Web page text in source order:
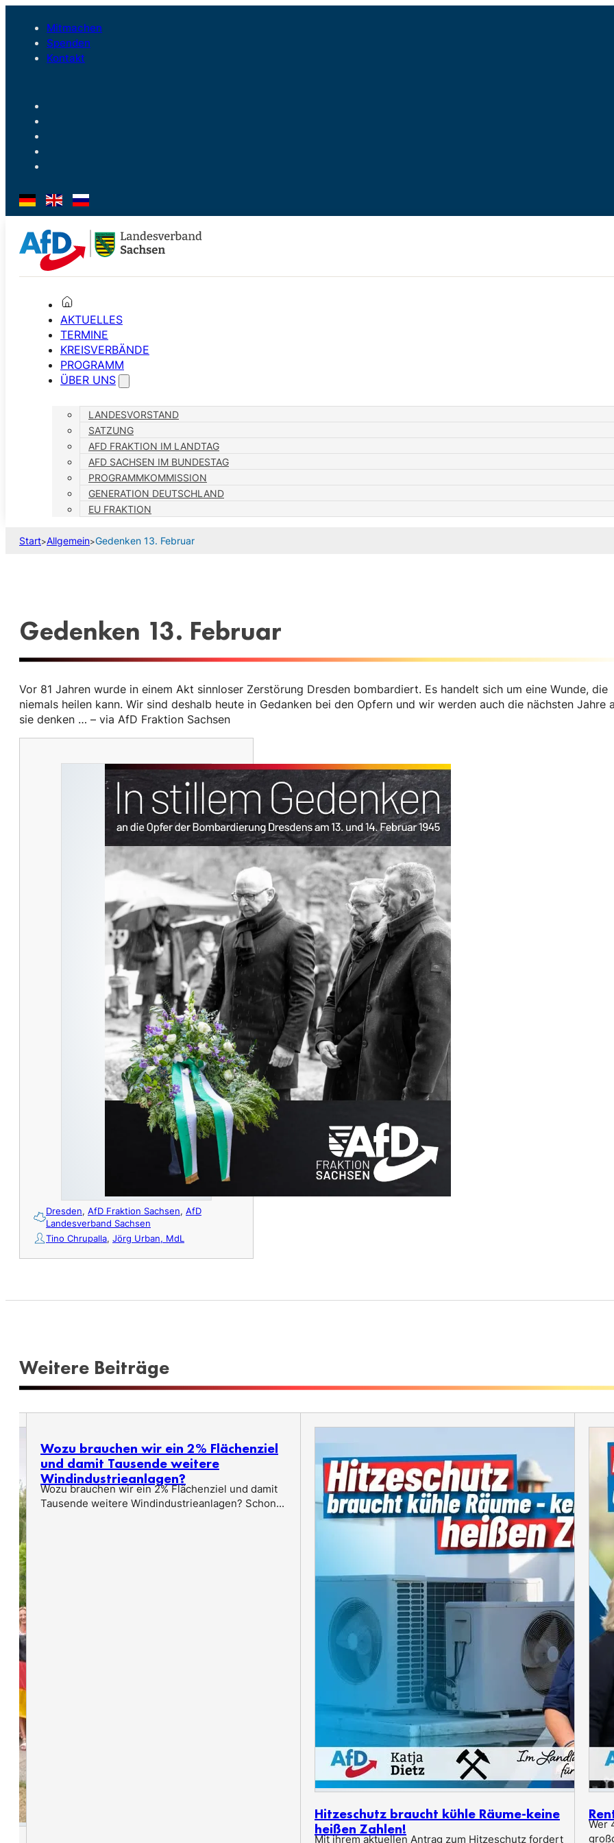
Mitmachen
Spenden
Kontakt
AKTUELLES
TERMINE
KREISVERBÄNDE
PROGRAMM
ÜBER UNS
LANDESVORSTAND
SATZUNG
AFD FRAKTION IM LANDTAG
AFD SACHSEN IM BUNDESTAG
PROGRAMMKOMMISSION
GENERATION DEUTSCHLAND
EU FRAKTION
Start>Allgemein>Gedenken 13. Februar
Gedenken 13. Februar
Vor 81 Jahren wurde in einem Akt sinnloser Zerstörung Dresden bombardiert. Es handelt sich um eine Wunde, die
niemals heilen kann. Wir sind deshalb heute in Gedanken bei den Opfern und wir werden auch die nächsten Jahre
sie denken … – via AfD Fraktion Sachsen
Dresden, AfD Fraktion Sachsen, AfD
Landesverband Sachsen
Tino Chrupalla, Jörg Urban, MdL
Weitere Beiträge
Wozu brauchen wir ein 2% Flächenziel
und damit Tausende weitere
Windindustrieanlagen?
Wozu brauchen wir ein 2% Flächenziel und damit
Tausende weitere Windindustrieanlagen? Schon...
Hitzeschutz braucht kühle Räume-keine
heißen Zahlen!
Mit ihrem aktuellen Antrag zum Hitzeschutz fordert
Wer